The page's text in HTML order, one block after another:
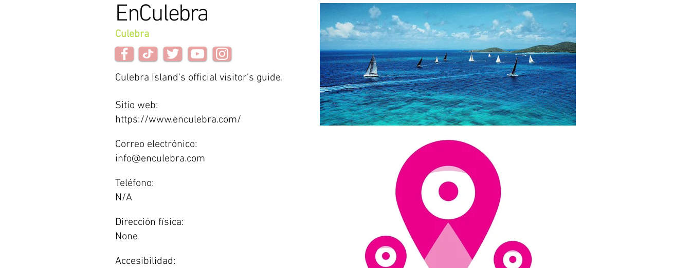
EnCulebra
Culebra
Culebra Island's official visitor's guide.
Sitio web:
https://www.enculebra.com/
Correo electrónico:
info@enculebra.com
Teléfono:
N/A
Dirección física:
None
Accesibilidad: